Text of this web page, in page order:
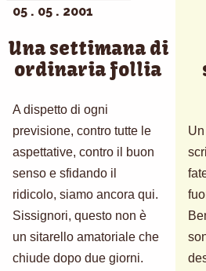
05 . 05 . 2001
Una settimana di
ordinaria follia
A dispetto di ogni
previsione, contro tutte le
aspettative, contro il buon
senso e sfidando il
ridicolo, siamo ancora qui.
Sissignori, questo non è
un sitarello amatoriale che
chiude dopo due giorni.